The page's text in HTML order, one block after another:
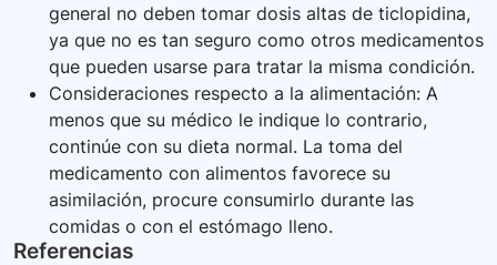
general no deben tomar dosis altas de ticlopidina,
ya que no es tan seguro como otros medicamentos
que pueden usarse para tratar la misma condición.
Consideraciones respecto a la alimentación: A
menos que su médico le indique lo contrario,
continúe con su dieta normal. La toma del
medicamento con alimentos favorece su
asimilación, procure consumirlo durante las
comidas o con el estómago lleno.
Referencias